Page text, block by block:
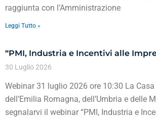
raggiunta con l’Amministrazione
Leggi Tutto »
“PMI, Industria e Incentivi alle
30 Luglio 2026
Webinar 31 luglio 2026 ore 10:30 La
dell’Emilia Romagna, dell’Umbria e delle
segnalarvi il webinar “PMI, Industria e